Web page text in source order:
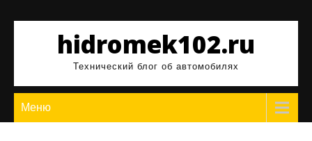
содержимомуhidromek102.ru
Технический блог об автомобилях
Меню